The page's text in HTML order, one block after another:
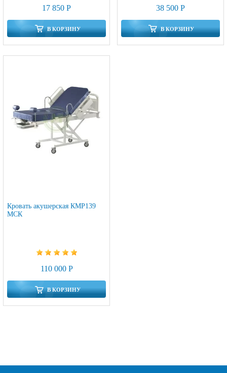
17 850 Р
В КОРЗИНУ
38 500 Р
В КОРЗИНУ
Кровать акушерская КМР139
МСК
110 000 Р
В КОРЗИНУ